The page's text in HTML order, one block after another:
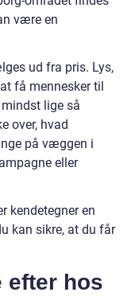
være en
ud fra pris. Lys,
få mennesker til
lige så
over, hvad
på væggen i
eller
kendetegner en
kan sikre, at du får
efter hos